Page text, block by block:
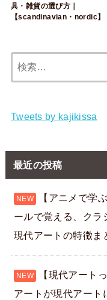
具・雑貨の選び方｜
【scandinavian・nordic】
Tweets by kajikissa
最近の投稿
【アニメで学
ールで覚える、クラ
現代アートの特徴ま
【現代アート
アートが現代アート